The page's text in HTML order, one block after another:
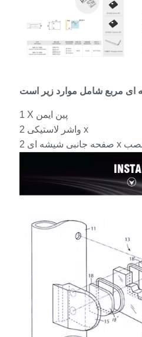
1 X پین ایمن
واشر لاستیکی 2 x